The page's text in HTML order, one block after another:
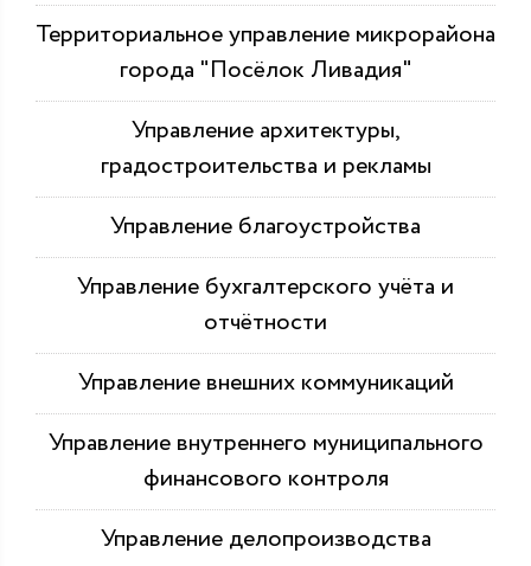
Территориальное управление микрорайона
города "Посёлок Ливадия"
Управление архитектуры,
градостроительства и рекламы
Управление благоустройства
Управление бухгалтерского учёта и
отчётности
Управление внешних коммуникаций
Управление внутреннего муниципального
финансового контроля
Управление делопроизводства